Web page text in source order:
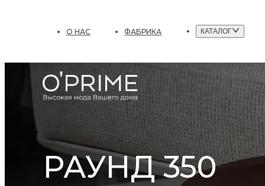
О НАС ФАБРИКА КАТАЛОГ
РАУНД 350